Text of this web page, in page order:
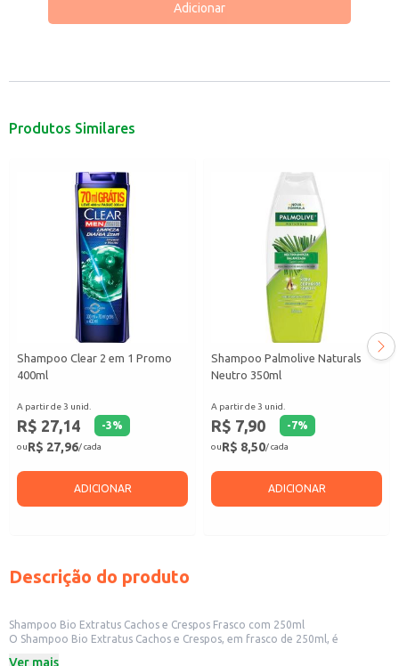
Adicionar
Produtos Similares
Shampoo Clear 2 em 1 Promo
400ml
A partir de 3 unid.
R$ 27,14 -3%
ouR$ 27,96/ cada
ADICIONAR
Shampoo Palmolive Naturals
Neutro 350ml
A partir de 3 unid.
R$ 7,90 -7%
ouR$ 8,50/ cada
ADICIONAR
Descrição do produto
Shampoo Bio Extratus Cachos e Crespos Frasco com 250ml
O Shampoo Bio Extratus Cachos e Crespos, em frasco de 250ml, é
Ver mais